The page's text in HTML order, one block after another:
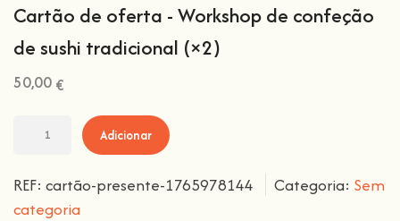
Cartão de oferta - Workshop de confeção
de sushi tradicional (×2)
50,00 €
Adicionar
REF: cartão-presente-1765978144 Categoria: Sem
categoria